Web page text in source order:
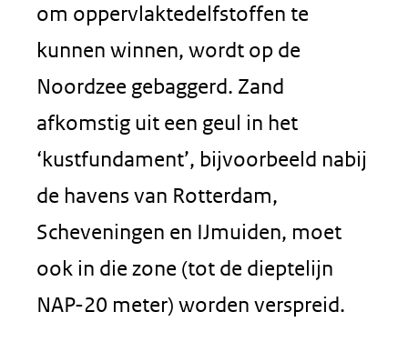
om oppervlaktedelfstoffen te
kunnen winnen, wordt op de
Noordzee gebaggerd. Zand
afkomstig uit een geul in het
‘kustfundament’, bijvoorbeeld nabij
de havens van Rotterdam,
Scheveningen en IJmuiden, moet
ook in die zone (tot de dieptelijn
NAP-20 meter) worden verspreid.